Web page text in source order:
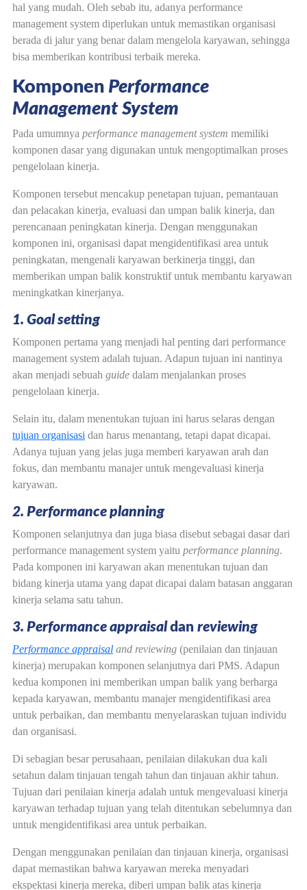
hal yang mudah. Oleh sebab itu, adanya performance
management system diperlukan untuk memastikan organisasi
berada di jalur yang benar dalam mengelola karyawan, sehingga
bisa memberikan kontribusi terbaik mereka.
Komponen Performance
Management System
Pada umumnya performance management system memiliki
komponen dasar yang digunakan untuk mengoptimalkan proses
pengelolaan kinerja.
Komponen tersebut mencakup penetapan tujuan, pemantauan
dan pelacakan kinerja, evaluasi dan umpan balik kinerja, dan
perencanaan peningkatan kinerja. Dengan menggunakan
komponen ini, organisasi dapat mengidentifikasi area untuk
peningkatan, mengenali karyawan berkinerja tinggi, dan
memberikan umpan balik konstruktif untuk membantu karyawan
meningkatkan kinerjanya.
1. Goal setting
Komponen pertama yang menjadi hal penting dari performance
management system adalah tujuan. Adapun tujuan ini nantinya
akan menjadi sebuah guide dalam menjalankan proses
pengelolaan kinerja.
Selain itu, dalam menentukan tujuan ini harus selaras dengan
tujuan organisasi dan harus menantang, tetapi dapat dicapai.
Adanya tujuan yang jelas juga memberi karyawan arah dan
fokus, dan membantu manajer untuk mengevaluasi kinerja
karyawan.
2. Performance planning
Komponen selanjutnya dan juga biasa disebut sebagai dasar dari
performance management system yaitu performance planning.
Pada komponen ini karyawan akan menentukan tujuan dan
bidang kinerja utama yang dapat dicapai dalam batasan anggaran
kinerja selama satu tahun.
3. Performance appraisaldan reviewing
Performance appraisaland reviewing (penilaian dan tinjauan
kinerja) merupakan komponen selanjutnya dari PMS. Adapun
kedua komponen ini memberikan umpan balik yang berharga
kepada karyawan, membantu manajer mengidentifikasi area
untuk perbaikan, dan membantu menyelaraskan tujuan individu
dan organisasi.
Di sebagian besar perusahaan, penilaian dilakukan dua kali
setahun dalam tinjauan tengah tahun dan tinjauan akhir tahun.
Tujuan dari penilaian kinerja adalah untuk mengevaluasi kinerja
karyawan terhadap tujuan yang telah ditentukan sebelumnya dan
untuk mengidentifikasi area untuk perbaikan.
Dengan menggunakan penilaian dan tinjauan kinerja, organisasi
dapat memastikan bahwa karyawan mereka menyadari
ekspektasi kinerja mereka, diberi umpan balik atas kinerja